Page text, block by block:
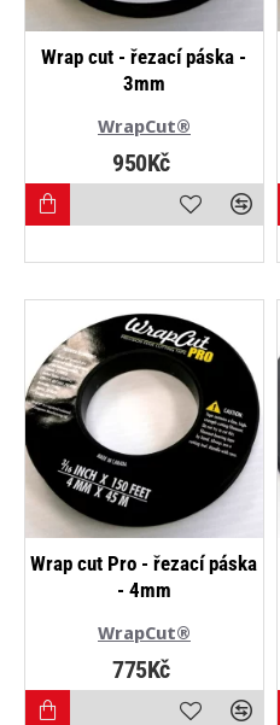
NEJPRODÁVANĚJŠÍ
WrapCut®
Wrap cut - řezací páska -
3mm
950Kč
NEJPRODÁVANĚJŠÍ
WrapCut®
Wrap cut Pro - řezací páska
- 4mm
775Kč